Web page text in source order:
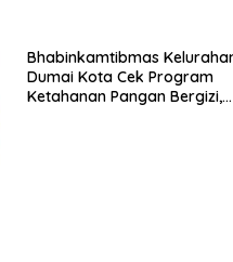
Bhabinkamtibmas
Dumai Kota Cek Program
Ketahanan Pangan Bergizi,